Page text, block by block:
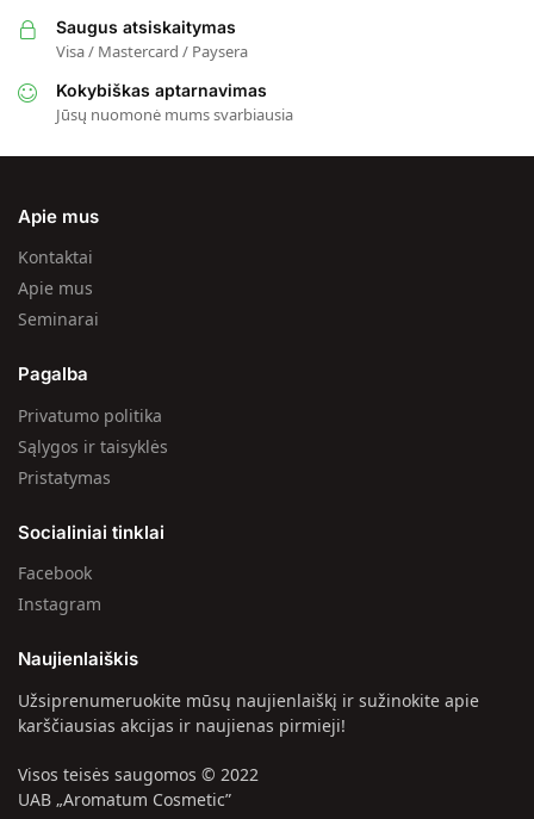
Saugus atsiskaitymas
Visa / Mastercard / Paysera
Kokybiškas aptarnavimas
Jūsų nuomonė mums svarbiausia
Apie mus
Kontaktai
Apie mus
Seminarai
Pagalba
Privatumo politika
Sąlygos ir taisyklės
Pristatymas
Socialiniai tinklai
Facebook
Instagram
Naujienlaiškis
Užsiprenumeruokite mūsų naujienlaiškį ir sužinokite apie
karščiausias akcijas ir naujienas pirmieji!
Visos teisės saugomos © 2022
UAB „Aromatum Cosmetic”